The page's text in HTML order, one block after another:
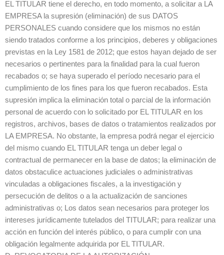
EL TITULAR tiene el derecho, en todo momento, a solicitar a LA
EMPRESA la supresión (eliminación) de sus DATOS
PERSONALES cuando considere que los mismos no están
siendo tratados conforme a los principios, deberes y obligaciones
previstas en la Ley 1581 de 2012; que estos hayan dejado de ser
necesarios o pertinentes para la finalidad para la cual fueron
recabados o; se haya superado el período necesario para el
cumplimiento de los fines para los que fueron recabados. Esta
supresión implica la eliminación total o parcial de la información
personal de acuerdo con lo solicitado por EL TITULAR en los
registros, archivos, bases de datos o tratamientos realizados por
LA EMPRESA. No obstante, la empresa podrá negar el ejercicio
del mismo cuando EL TITULAR tenga un deber legal o
contractual de permanecer en la base de datos; la eliminación de
datos obstaculice actuaciones judiciales o administrativas
vinculadas a obligaciones fiscales, a la investigación y
persecución de delitos o a la actualización de sanciones
administrativas o; Los datos sean necesarios para proteger los
intereses jurídicamente tutelados del TITULAR; para realizar una
acción en función del interés público, o para cumplir con una
obligación legalmente adquirida por EL TITULAR.